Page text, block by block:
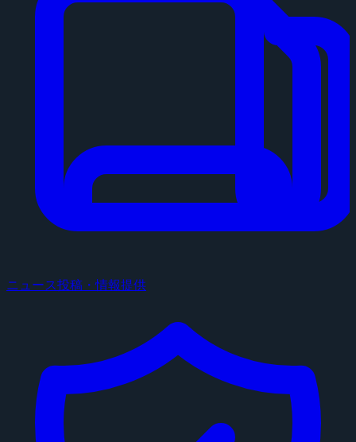
ニュース投稿・情報提供